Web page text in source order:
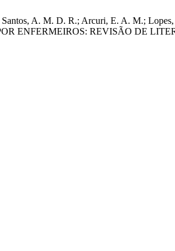
A. M. D. R.; Arcuri, E. A. M.;
ENFERMEIROS: REVISÃO DE